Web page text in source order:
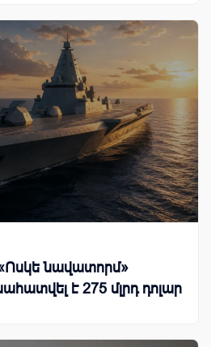
նավատորմ»
է 275 մլրդ դոլար